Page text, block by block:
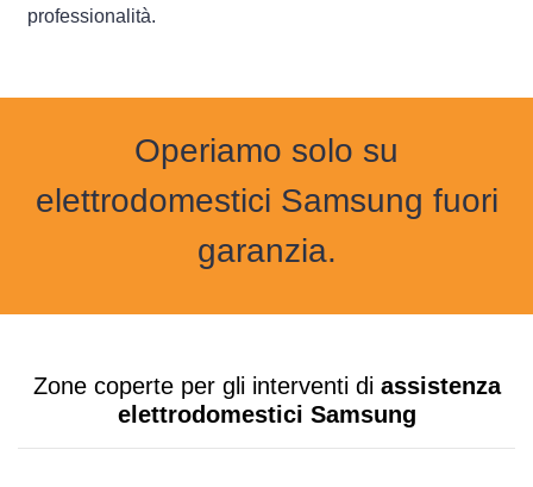
professionalità.
Operiamo solo su
elettrodomestici Samsung fuori
garanzia.
Zone coperte per gli interventi di assistenza
elettrodomestici Samsung